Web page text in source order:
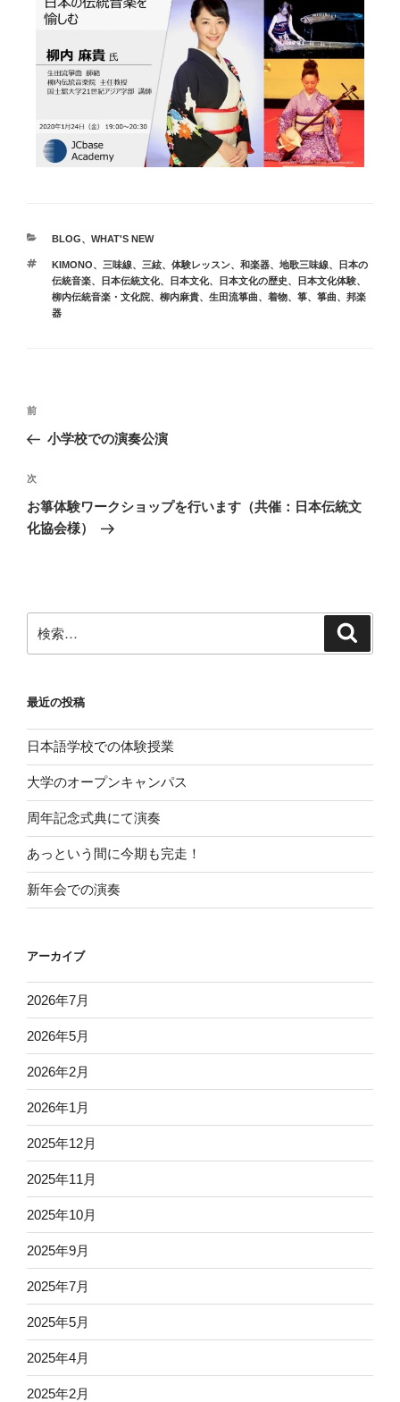
BLOG、 WHAT'S NEW
KIMONO、 三味線、 三絃、 体験レッスン、 和楽器、 地歌三味線、
日本の
伝統音楽、 日本伝統文化、 日本文化、 日本文化の歴史、 日本文化体験、
柳内伝統音楽・文化院、 柳内麻貴、 生田流箏曲、 着物、 箏、 箏曲、 邦楽
器
前
小学校での演奏公演
次
お箏体験ワークショップを行います（共催：日本伝統文
化協会様）
最近の投稿
日本語学校での体験授業
大学のオープンキャンパス
周年記念式典にて演奏
あっという間に今期も完走！
新年会での演奏
アーカイブ
2026年7月
2026年5月
2026年2月
2026年1月
2025年12月
2025年11月
2025年10月
2025年9月
2025年7月
2025年5月
2025年4月
2025年2月